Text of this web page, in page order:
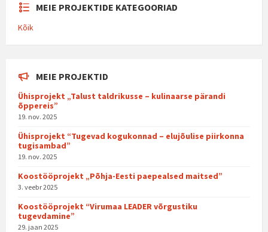
MEIE PROJEKTIDE KATEGOORIAD
Kõik
MEIE PROJEKTID
Ühisprojekt „Talust taldrikusse – kulinaarse pärandi
õppereis”
19. nov. 2025
Ühisprojekt “Tugevad kogukonnad – elujõulise piirkonna
tugisambad”
19. nov. 2025
Koostööprojekt „Põhja-Eesti paepealsed maitsed”
3. veebr 2025
Koostööprojekt “Virumaa LEADER võrgustiku
tugevdamine”
29. jaan 2025